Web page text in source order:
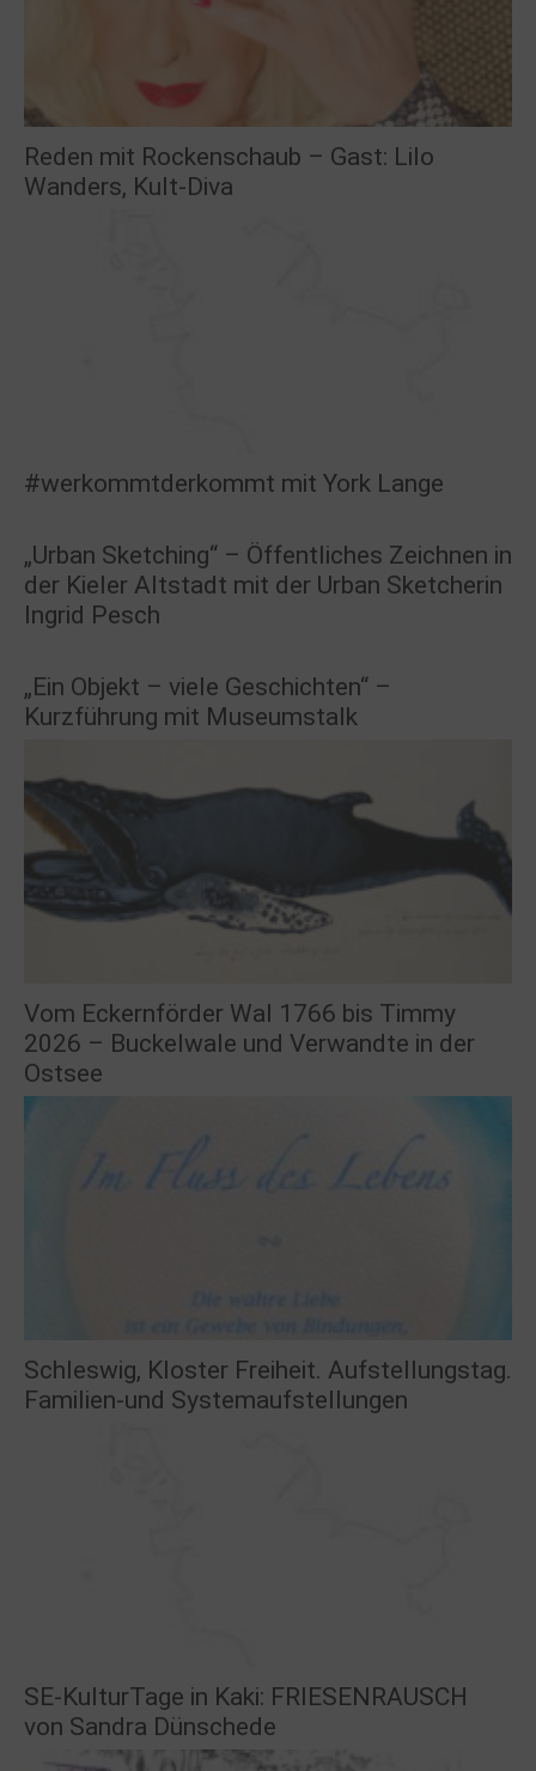
Reden mit Rockenschaub – Gast: Lilo
Wanders, Kult-Diva
#werkommtderkommt mit York Lange
„Urban Sketching“ – Öffentliches Zeichnen in
der Kieler Altstadt mit der Urban Sketcherin
Ingrid Pesch
„Ein Objekt – viele Geschichten“ –
Kurzführung mit Museumstalk
Vom Eckernförder Wal 1766 bis Timmy
2026 – Buckelwale und Verwandte in der
Ostsee
Schleswig, Kloster Freiheit. Aufstellungstag.
Familien-und Systemaufstellungen
SE-KulturTage in Kaki: FRIESENRAUSCH
von Sandra Dünschede